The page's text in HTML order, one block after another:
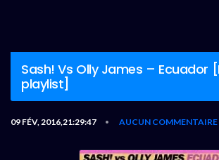
Sash! Vs Olly James – Ecuador
playlist]
09 FÉV, 2016,21:29:47 • AUCUN COMMENTAIRE